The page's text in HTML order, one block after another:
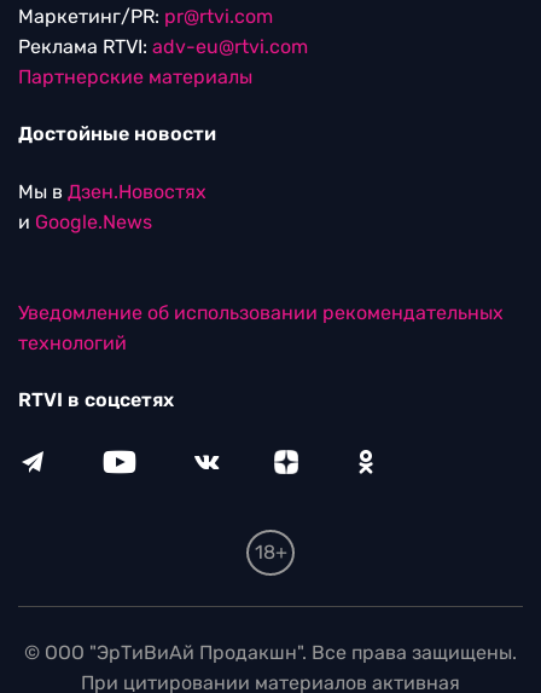
Маркетинг/PR: pr@rtvi.com
Реклама RTVI: adv-eu@rtvi.com
Партнерские материалы
Достойные новости
Мы в Дзен.Новостях
и Google.News
Уведомление об использовании рекомендательных
технологий
RTVI в соцсетях
18+
© ООО "ЭрТиВиАй Продакшн". Все права защищены.
При цитировании материалов активная